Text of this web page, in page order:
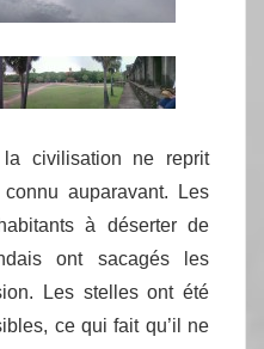
civilisation ne reprit
connu auparavant. Les
à déserter de
ont sacagés les
Les stelles ont été
ce qui fait qu’il ne